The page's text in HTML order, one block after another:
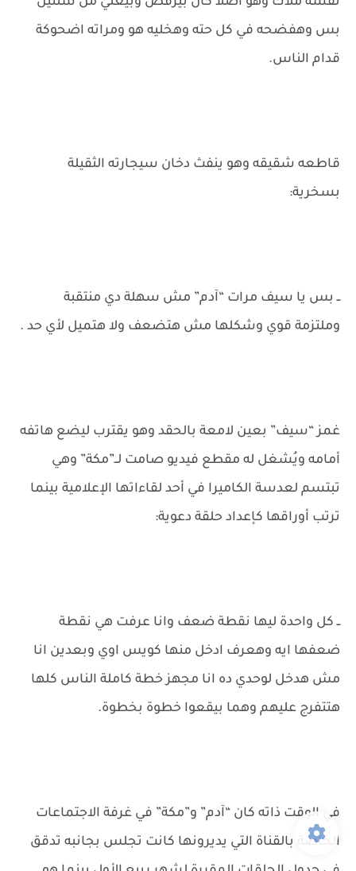
بس وهفضحه في كل حته وهخليه هو ومراته اضحوكة
قدام الناس.
قاطعه شقيقه وهو ينفث دخان سيجارته الثقيلة
بسخرية:
ــ بس يا سيف مرات “آدم” مش سهلة دي منتقبة
وملتزمة قوي وشكلها مش هتضعف ولا هتميل لأي حد .
غمز “سيف” بعين لامعة بالحقد وهو يقترب ليضع هاتفه
أمامه ويُشغل له مقطع فيديو صامت لــ”مكة” وهي
تبتسم لعدسة الكاميرا في أحد لقاءاتها الإعلامية بينما
ترتب أوراقها كإعداد حلقة دعوية:
ــ كل واحدة ليها نقطة ضعف وانا عرفت هي نقطة
ضعفها ايه وهعرف ادخل منها كويس اوي وبعدين انا
مش هدخل لوحدي ده انا مجهز خطة كاملة الناس كلها
هتتفرج عليهم وهما بيقعوا خطوة بخطوة.
في الوقت ذاته كان “آدم” و”مكة” في غرفة الاجتماعات
الخاصة بالقناة التي يديرونها كانت تجلس بجانبه تدقق